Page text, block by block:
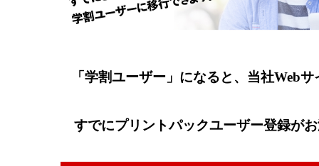
「学割ユーザー」になると、当社Web
すでにプリントパックユーザー登録が